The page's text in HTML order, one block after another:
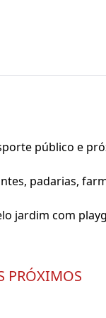
público e
padarias,
jardim com
PRÓXIMOS